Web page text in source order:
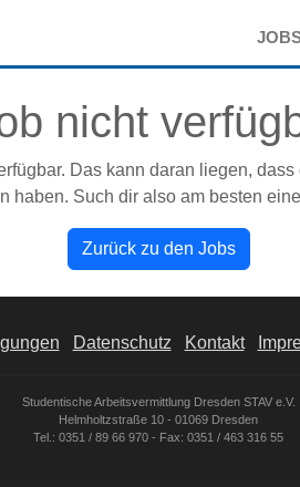
nicht
Das kann daran liegen,
haben. Such dir also am besten
Zurück zu den Jobs
Datenschutz Kontakt
Studentische Arbeitsvermittlung Dresden STAV e.V.
Helmholtzstraße 10 - 01069 Dresden
Tel.: 0351 / 89 66 970 - Fax: 0351 / 463 316 55